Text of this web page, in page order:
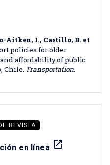
Aitken, I., Castillo, B. et
policies for older
affordability of public
Chile. Transportation.
REVISTA
en línea launch